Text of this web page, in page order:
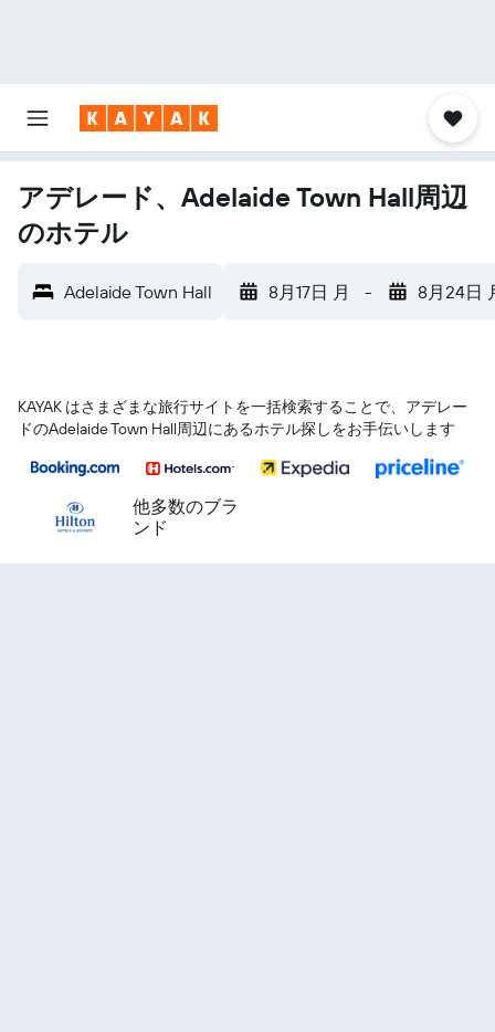
アデレード、Adelaide Town Hall周辺
のホテル
Adelaide Town Hall 8月17日 月 - 8月24日
KAYAK はさまざまな旅行サイトを一括検索することで、アデレー
ド​のAdelaide Town Hall​周辺にあるホテル探しをお手伝いします
他多数のブラ
ンド